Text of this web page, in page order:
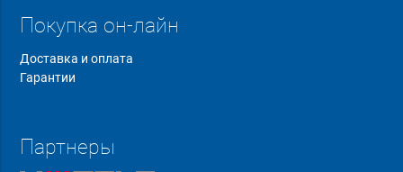
Покупка он-лайн
Доставка и оплата
Гарантии
Партнеры